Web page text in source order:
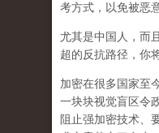
考方式，以免被恶
尤其是中国人，而
超的反抗路径，你
加密在很多国家至
一块块视觉盲区令
阻止强加密技术、